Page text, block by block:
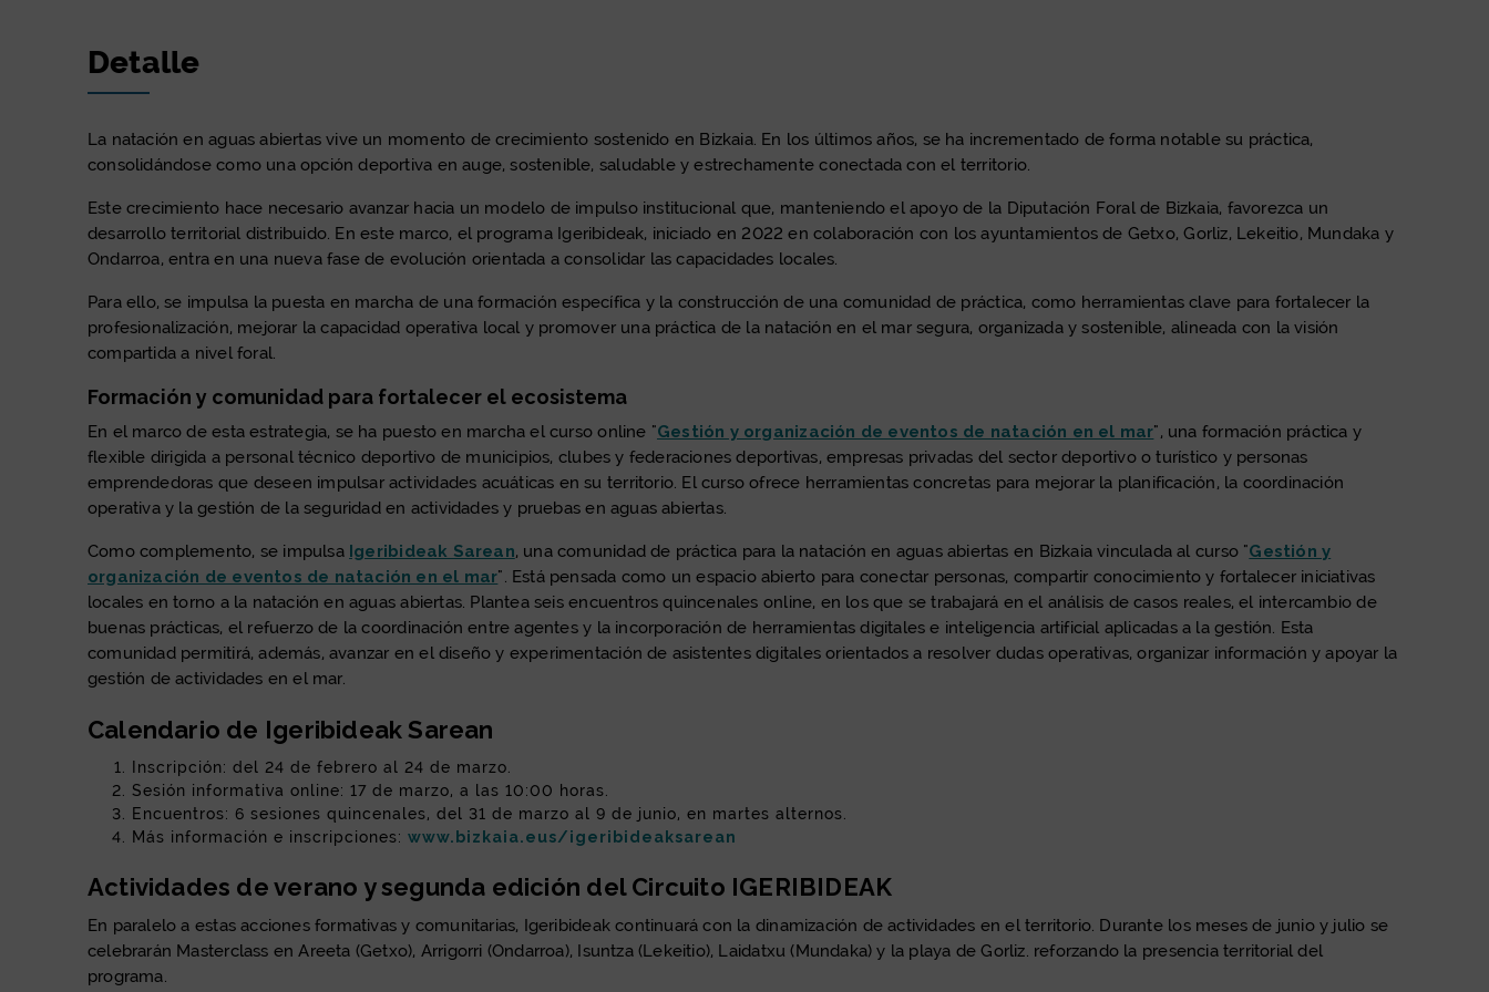
Detalle
La natación en aguas abiertas vive un momento de crecimiento sostenido en Bizkaia. En los últimos años, se ha incrementado de forma notable su práctica,
consolidándose como una opción deportiva en auge, sostenible, saludable y estrechamente conectada con el territorio.
Este crecimiento hace necesario avanzar hacia un modelo de impulso institucional que, manteniendo el apoyo de la Diputación Foral de Bizkaia, favorezca un
desarrollo territorial distribuido. En este marco, el programa Igeribideak, iniciado en 2022 en colaboración con los ayuntamientos de Getxo, Gorliz, Lekeitio, Mundaka y
Ondarroa, entra en una nueva fase de evolución orientada a consolidar las capacidades locales.
Para ello, se impulsa la puesta en marcha de una formación específica y la construcción de una comunidad de práctica, como herramientas clave para fortalecer la
profesionalización, mejorar la capacidad operativa local y promover una práctica de la natación en el mar segura, organizada y sostenible, alineada con la visión
compartida a nivel foral.
Formación y comunidad para fortalecer el ecosistema
En el marco de esta estrategia, se ha puesto en marcha el curso online "Gestión y organización de eventos de natación en el mar", una formación práctica y
flexible dirigida a personal técnico deportivo de municipios, clubes y federaciones deportivas, empresas privadas del sector deportivo o turístico y personas
emprendedoras que deseen impulsar actividades acuáticas en su territorio. El curso ofrece herramientas concretas para mejorar la planificación, la coordinación
operativa y la gestión de la seguridad en actividades y pruebas en aguas abiertas.
Como complemento, se impulsa Igeribideak Sarean, una comunidad de práctica para la natación en aguas abiertas en Bizkaia vinculada al curso "Gestión y
organización de eventos de natación en el mar". Está pensada como un espacio abierto para conectar personas, compartir conocimiento y fortalecer iniciativas
locales en torno a la natación en aguas abiertas. Plantea seis encuentros quincenales online, en los que se trabajará en el análisis de casos reales, el intercambio de
buenas prácticas, el refuerzo de la coordinación entre agentes y la incorporación de herramientas digitales e inteligencia artificial aplicadas a la gestión. Esta
comunidad permitirá, además, avanzar en el diseño y experimentación de asistentes digitales orientados a resolver dudas operativas, organizar información y apoyar la
gestión de actividades en el mar.
Calendario de Igeribideak Sarean
Inscripción: del 24 de febrero al 24 de marzo.
Sesión informativa online: 17 de marzo, a las 10:00 horas.
Encuentros: 6 sesiones quincenales, del 31 de marzo al 9 de junio, en martes alternos.
Más información e inscripciones: www.bizkaia.eus/igeribideaksarean
Actividades de verano y segunda edición del Circuito IGERIBIDEAK
En paralelo a estas acciones formativas y comunitarias, Igeribideak continuará con la dinamización de actividades en el territorio. Durante los meses de junio y julio se
celebrarán Masterclass en Areeta (Getxo), Arrigorri (Ondarroa), Isuntza (Lekeitio), Laidatxu (Mundaka) y la playa de Gorliz. reforzando la presencia territorial del
programa.